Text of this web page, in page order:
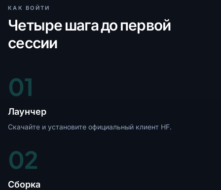
КАК ВОЙТИ
Четыре шага до первой
сессии
01
Лаунчер
Скачайте и установите официальный клиент HF.
02
Сборка